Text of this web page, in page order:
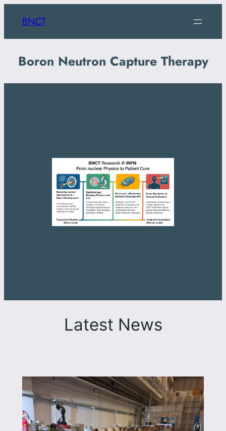
BNCT
Boron Neutron Capture Therapy
Latest News